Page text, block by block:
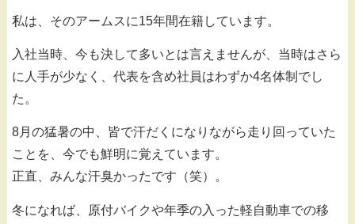
私は、そのアームスに15年間在籍しています。
入社当時、今も決して多いとは言えませんが、当時はさら
に人手が少なく、代表を含め社員はわずか4名体制でし
た。
8月の猛暑の中、皆で汗だくになりながら走り回っていた
ことを、今でも鮮明に覚えています。
正直、みんな汗臭かったです（笑）。
冬になれば、原付バイクや年季の入った軽自動車での移